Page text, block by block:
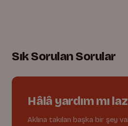
Sık Sorulan Sorular
Hâlâ yardım mı
Aklına takılan başka bir şey